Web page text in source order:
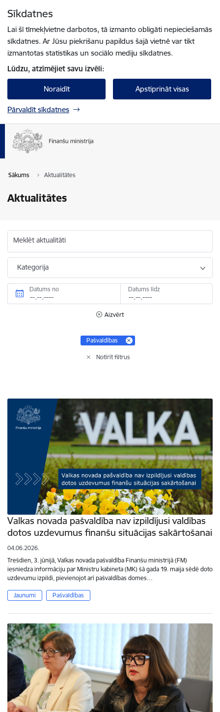
Sīkdatnes
Lai šī tīmekļvietne darbotos, tā izmanto obligāti nepieciešamās
sīkdatnes. Ar Jūsu piekrišanu papildus šajā vietnē var tikt
izmantotas statistikas un sociālo mediju sīkdatnes.
Lūdzu, atzīmējiet savu izvēli:
Noraidīt Apstiprināt visas
Pārvaldīt sīkdatnes
Sākums Aktualitātes
Aktualitātes
Meklēt aktualitāti
Kategorija
Datums no Datums līdz
Aizvērt
Pašvaldības
Notīrīt filtrus
Valkas novada pašvaldība nav izpildījusi valdības
dotos uzdevumus finanšu situācijas sakārtošanai
04.06.2026.
Trešdien, 3. jūnijā, Valkas novada pašvaldība Finanšu ministrijā (FM)
iesniedza informāciju par Ministru kabineta (MK) šā gada 19. maija sēdē doto
uzdevumu izpildi, pievienojot arī pašvaldības domes…
Jaunumi Pašvaldības